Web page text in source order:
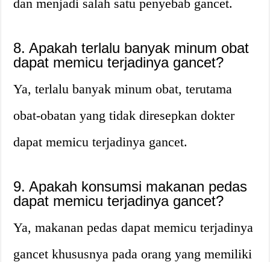
dan menjadi salah satu penyebab gancet.
8. Apakah terlalu banyak minum obat
dapat memicu terjadinya gancet?
Ya, terlalu banyak minum obat, terutama
obat-obatan yang tidak diresepkan dokter
dapat memicu terjadinya gancet.
9. Apakah konsumsi makanan pedas
dapat memicu terjadinya gancet?
Ya, makanan pedas dapat memicu terjadinya
gancet khususnya pada orang yang memiliki